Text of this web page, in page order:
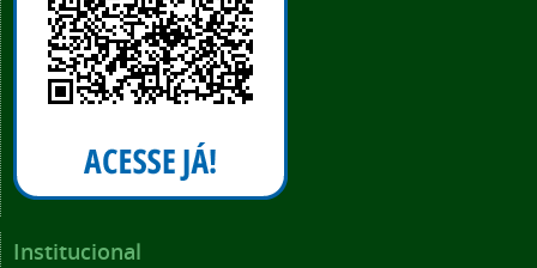
Institucional